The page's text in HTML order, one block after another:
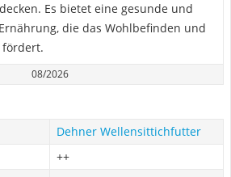
Es bietet eine gesunde und
die das Wohlbefinden und
fördert.
08/2026
Dehner Wellensittichfutter
++